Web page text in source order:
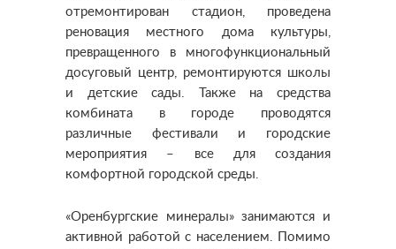
отремонтирован стадион, проведена
реновация местного дома культуры,
превращенного в многофункциональный
досуговый центр, ремонтируются школы
и детские сады. Также на средства
комбината в городе проводятся
различные фестивали и городские
мероприятия – все для создания
комфортной городской среды.
«Оренбургские минералы» занимаются и
активной работой с населением. Помимо